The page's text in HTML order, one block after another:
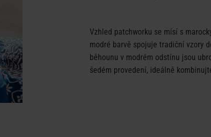
Vzhled patchworku se mísí s
modré barvě spojuje tradiční vzory
běhounu v modrém odstínu jsou
šedém provedení, ideálně